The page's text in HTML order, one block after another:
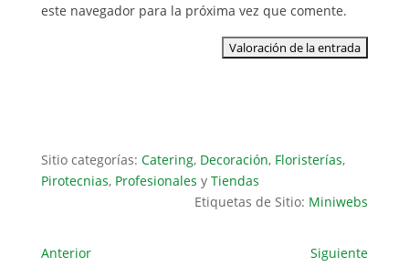
este navegador para la próxima vez que comente.
Sitio categorías: Catering, Decoración, Floristerías,
Pirotecnias, Profesionales y Tiendas
Etiquetas de Sitio: Miniwebs
Anterior Siguiente